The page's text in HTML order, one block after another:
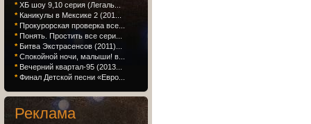
* ХБ шоу 9,10 серия (Легаль...
* Каникулы в Мексике 2 (201...
* Прокурорская проверка все...
* Понять. Простить все сери...
* Битва Экстрасенсов (2011)...
* Спокойной ночи, малыши! в...
* Вечерний квартал-95 (2013...
* Финал Детской песни «Евро...
Реклама